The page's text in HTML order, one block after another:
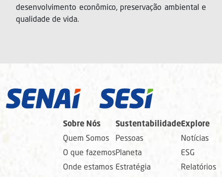
desenvolvimento econômico, preservação ambiental e
qualidade de vida.
Sobre Nós
Quem Somos
O que fazemos
Onde estamos
Sustentabilidade
Pessoas
Planeta
Estratégia
Explore
Notícias
ESG
Relatórios